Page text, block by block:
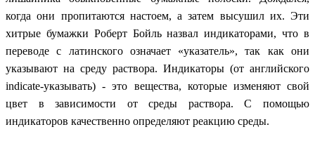
когда они пропитаются настоем, а затем высушил их. Эти
хитрые бумажки Роберт Бойль назвал индикаторами, что в
переводе с латинского означает «указатель», так как они
указывают на среду раствора. Индикаторы (от английского
indicate-указывать) - это вещества, которые изменяют свой
цвет в зависимости от среды раствора. С помощью
индикаторов качественно определяют реакцию среды.